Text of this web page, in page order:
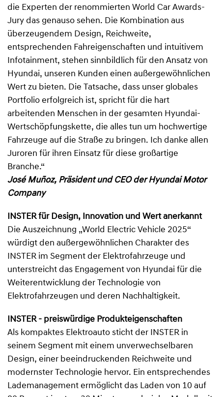
die Experten der renommierten World Car Awards-
Jury das genauso sehen. Die Kombination aus
überzeugendem Design, Reichweite,
entsprechenden Fahreigenschaften und intuitivem
Infotainment, stehen sinnbildlich für den Ansatz von
Hyundai, unseren Kunden einen außergewöhnlichen
Wert zu bieten. Die Tatsache, dass unser globales
Portfolio erfolgreich ist, spricht für die hart
arbeitenden Menschen in der gesamten Hyundai-
Wertschöpfungskette, die alles tun um hochwertige
Fahrzeuge auf die Straße zu bringen. Ich danke allen
Juroren für ihren Einsatz für diese großartige
Branche.“
José Muñoz, Präsident und CEO der Hyundai Motor
Company
INSTER für Design, Innovation und Wert anerkannt
Die Auszeichnung „World Electric Vehicle 2025“
würdigt den außergewöhnlichen Charakter des
INSTER im Segment der Elektrofahrzeuge und
unterstreicht das Engagement von Hyundai für die
Weiterentwicklung der Technologie von
Elektrofahrzeugen und deren Nachhaltigkeit.
INSTER - preiswürdige Produkteigenschaften
Als kompaktes Elektroauto sticht der INSTER in
seinem Segment mit einem unverwechselbaren
Design, einer beeindruckenden Reichweite und
modernster Technologie hervor. Ein entsprechendes
Lademanagement ermöglicht das Laden von 10 auf